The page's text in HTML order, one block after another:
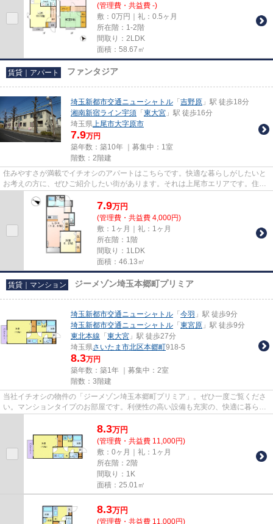
(管理費・共益費 -)
敷：0万円｜礼：0.5ヶ月
所在階：1-2階
間取り：2LDK
面積：58.67㎡
賃貸｜アパート ファンタジア
埼玉新都市交通ニューシャトル 「 吉野原 」駅 徒歩18分
湘南新宿ライン宇須 「 東大宮 」駅 徒歩16分
埼玉県上尾市大字原市
7.9万円
築年数：築10年 ｜募集中： 1室
階数：2階建
住みやすさが満載でイチオシのアパートはこちらです。快適な暮らしがしたいと
お考えの方に、ぜひご紹介したい街があります。それは上尾市エリアです。住環
境が整っているので、不便さ...
7.9万円
(管理費・共益費 4,000円)
敷：1ヶ月｜礼：1ヶ月
所在階：1階
間取り：1LDK
面積：46.13㎡
賃貸｜マンション ジーメゾン埼玉本郷町プリミア
埼玉新都市交通ニューシャトル 「 今羽 」駅 徒歩9分
埼玉新都市交通ニューシャトル 「 東宮原 」駅 徒歩9分
東北本線 「 東大宮 」駅 徒歩27分
埼玉県さいたま市北区本郷町918-5
8.3万円
築年数：築1年 ｜募集中： 2室
階数：3階建
当社イチオシの物件の「ジーメゾン埼玉本郷町プリミア」。ぜひ一度ご覧くださ
い。マンションタイプのお部屋です。利便性の高い設備も充実の、快適に暮らす
8.3万円
(管理費・共益費 11,000円)
敷：0ヶ月｜礼：1ヶ月
所在階：2階
間取り：1K
面積：25.01㎡
8.3万円
(管理費・共益費 11,000円)